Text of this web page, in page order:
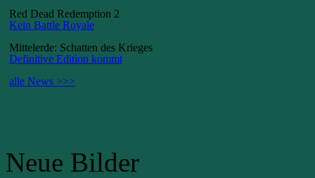
Red Dead Redemption 2
Kein Battle Royale
Mittelerde: Schatten des Krieges
Definitive Edition kommt
alle News >>>
Neue Bilder